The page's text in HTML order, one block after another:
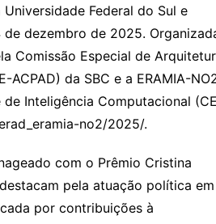
Federal do Sul e
dezembro de 2025.
Comissão Especial de
da SBC e a ERAMIA-
Inteligência Computacional
no2/2025/.
com o Prêmio Cristina
pela atuação política em
por contribuições à